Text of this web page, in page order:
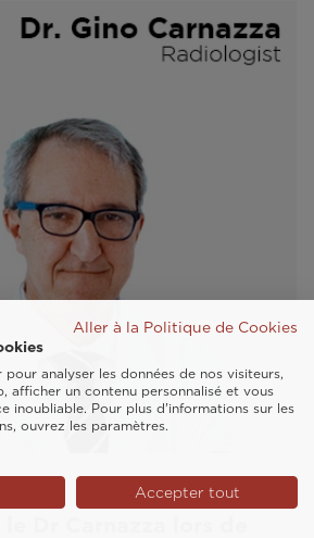
Aller à la Politique de Cookies
analyser les données de nos visiteurs,
afficher un contenu personnalisé et vous
inoubliable. Pour plus d'informations sur les
ouvrez les paramètres.
Accepter tout